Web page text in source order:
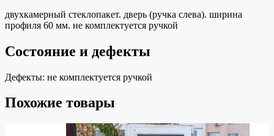
двухкамерный стеклопакет. дверь (ручка слева). ширина
профиля 60 мм. не комплектуется ручкой
Состояние и дефекты
Дефекты: не комплектуется ручкой
Похожие товары